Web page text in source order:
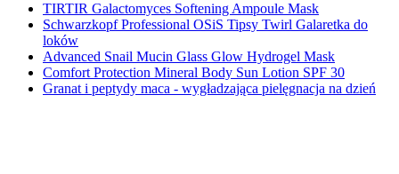
TIRTIR Galactomyces Softening Ampoule Mask
Schwarzkopf Professional OSiS Tipsy Twirl Galaretka do
loków
Advanced Snail Mucin Glass Glow Hydrogel Mask
Comfort Protection Mineral Body Sun Lotion SPF 30
Granat i peptydy maca - wygładzająca pielęgnacja na dzień